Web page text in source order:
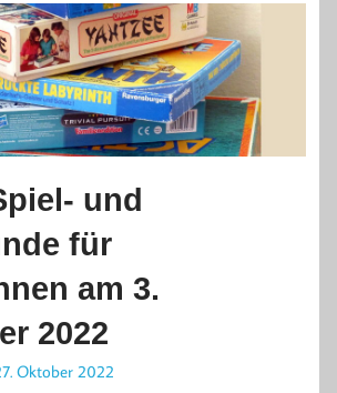
und
für
am 3.
2022
Oktober 2022